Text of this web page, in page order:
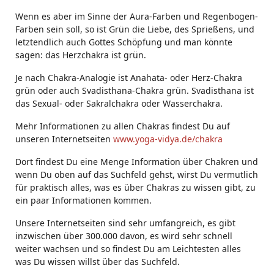
Wenn es aber im Sinne der Aura-Farben und Regenbogen-
Farben sein soll, so ist Grün die Liebe, des Sprießens, und
letztendlich auch Gottes Schöpfung und man könnte
sagen: das Herzchakra ist grün.
Je nach Chakra-Analogie ist Anahata- oder Herz-Chakra
grün oder auch Svadisthana-Chakra grün. Svadisthana ist
das Sexual- oder Sakralchakra oder Wasserchakra.
Mehr Informationen zu allen Chakras findest Du auf
unseren Internetseiten www.yoga-vidya.de/chakra
Dort findest Du eine Menge Information über Chakren und
wenn Du oben auf das Suchfeld gehst, wirst Du vermutlich
für praktisch alles, was es über Chakras zu wissen gibt, zu
ein paar Informationen kommen.
Unsere Internetseiten sind sehr umfangreich, es gibt
inzwischen über 300.000 davon, es wird sehr schnell
weiter wachsen und so findest Du am Leichtesten alles
was Du wissen willst über das Suchfeld.